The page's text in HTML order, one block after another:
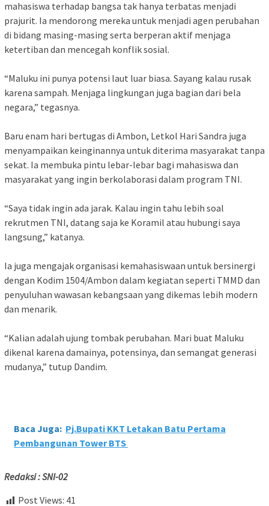
mahasiswa terhadap bangsa tak hanya terbatas menjadi
prajurit. Ia mendorong mereka untuk menjadi agen perubahan
di bidang masing-masing serta berperan aktif menjaga
ketertiban dan mencegah konflik sosial.
“Maluku ini punya potensi laut luar biasa. Sayang kalau rusak
karena sampah. Menjaga lingkungan juga bagian dari bela
negara,” tegasnya.
Baru enam hari bertugas di Ambon, Letkol Hari Sandra juga
menyampaikan keinginannya untuk diterima masyarakat tanpa
sekat. Ia membuka pintu lebar-lebar bagi mahasiswa dan
masyarakat yang ingin berkolaborasi dalam program TNI.
“Saya tidak ingin ada jarak. Kalau ingin tahu lebih soal
rekrutmen TNI, datang saja ke Koramil atau hubungi saya
langsung,” katanya.
Ia juga mengajak organisasi kemahasiswaan untuk bersinergi
dengan Kodim 1504/Ambon dalam kegiatan seperti TMMD dan
penyuluhan wawasan kebangsaan yang dikemas lebih modern
dan menarik.
“Kalian adalah ujung tombak perubahan. Mari buat Maluku
dikenal karena damainya, potensinya, dan semangat generasi
mudanya,” tutup Dandim.
Baca Juga: Pj.Bupati KKT Letakan Batu Pertama
Pembangunan Tower BTS
Redaksi : SNI-02
Post Views: 41